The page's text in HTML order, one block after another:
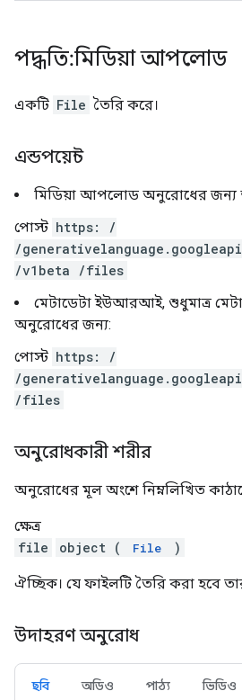
পদ্ধতি: মিডিয়া আপলোড
একটি File তৈরি করে।
এন্ডপয়েন্ট
মিডিয়া আপলোড অনুরোধের
পোস্ট https: /
/
/v1beta /files
মেটাডেটা ইউআরআই, শুধুমাত্র
অনুরোধের জন্য:
পোস্ট https: /
/
/files
অনুরোধকারী শরীর
অনুরোধের মূল অংশে নিম্নলিখিত
ক্ষেত্র
file
object ( File )
ঐচ্ছিক। যে ফাইলটি তৈরি করা হবে
উদাহরণ অনুরোধ
ছবি অডিও পাঠ্য ভিডিও